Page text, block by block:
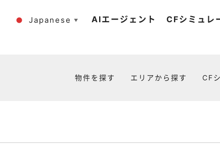
Japanese ▼ AIエージェント CFシミュレ
物件を探す エリアから探す CF